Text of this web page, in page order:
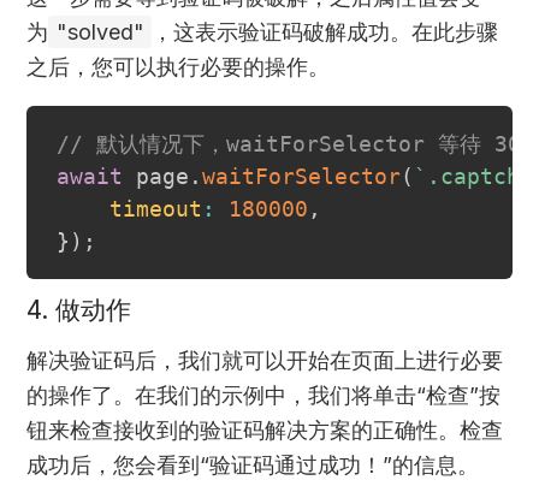
为 "solved"
，这表示验证码破解成功。在此步骤
之后，您可以执行必要的操作。
// 默认情况下，waitForSelector 等待 30 秒，
await page .waitForSelector( `
timeout : 180000 ,
} ) ;
4. 做动作
解决验证码后，我们就可以开始在页面上进行必要
的操作了。在我们的示例中，我们将单击“检查”按
钮来检查接收到的验证码解决方案的正确性。检查
成功后，您会看到“验证码通过成功！”的信息。